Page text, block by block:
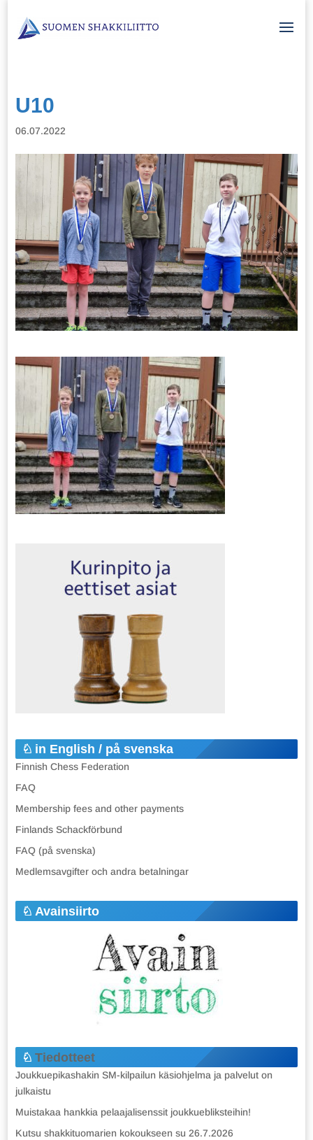
U10
06.07.2022
in English / på svenska
Finnish Chess Federation
FAQ
Membership fees and other payments
Finlands Schackförbund
FAQ (på svenska)
Medlemsavgifter och andra betalningar
Avainsiirto
Tiedotteet
Joukkuepikashakin SM-kilpailun käsiohjelma ja palvelut on
julkaistu
Muistakaa hankkia pelaajalisenssit joukkuebliksteihin!
Kutsu shakkituomarien kokoukseen su 26.7.2026